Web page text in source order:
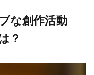
な創作活動
？